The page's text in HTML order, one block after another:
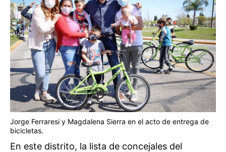
Jorge Ferraresi y Magdalena Sierra en el acto de entrega de
bicicletas.
En este distrito, la lista de concejales del